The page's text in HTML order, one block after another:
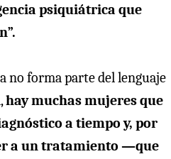
psiquiátrica que
no forma parte del lenguaje
hay muchas mujeres que
a tiempo y, por
a un tratamiento —que